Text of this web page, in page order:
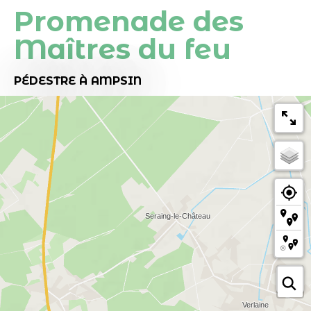
Promenade des
Maîtres du feu
PÉDESTRE À AMPSIN